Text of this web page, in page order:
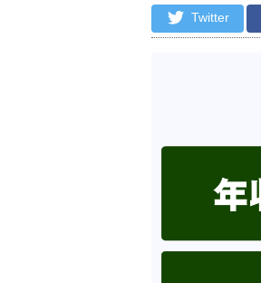
Twitter